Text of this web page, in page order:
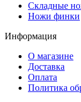
Складные
Ножи финки
Информация
О магазине
Доставка
Оплата
Политика